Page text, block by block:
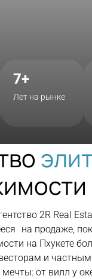
7+
Лет на рынке
2R Real
на продаже,
на Пхукете
и
от вилл у